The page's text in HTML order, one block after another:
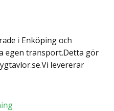
i Enköping och
egen transport.Detta gör
levererar